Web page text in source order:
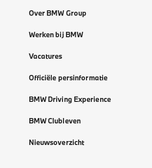
Over BMW Group
Werken bij BMW
Vacatures
Officiële persinformatie
BMW Driving Experience
BMW Clubleven
Nieuwsoverzicht